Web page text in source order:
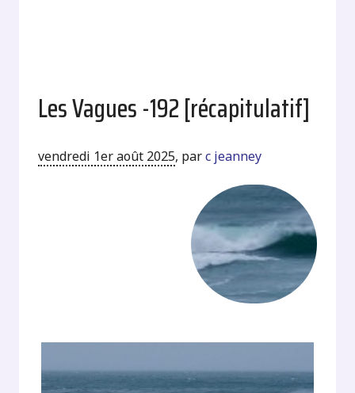
Les Vagues -192 [récapitulatif]
vendredi 1er août 2025, parc jeanney